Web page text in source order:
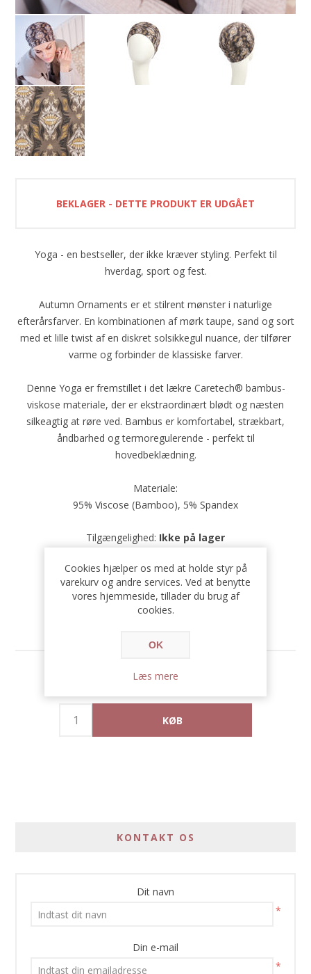
BEKLAGER - DETTE PRODUKT ER UDGÅET
Yoga - en bestseller, der ikke kræver styling. Perfekt til
hverdag, sport og fest.
Autumn Ornaments er et stilrent mønster i naturlige
efterårsfarver. En kombinationen af mørk taupe, sand og sort
med et lille twist af en diskret solsikkegul nuance, der tilfører
varme og forbinder de klassiske farver.
Denne Yoga er fremstillet i det lækre Caretech® bambus-
viskose materiale, der er ekstraordinært blødt og næsten
silkeagtig at røre ved. Bambus er komfortabel, strækbart,
åndbarhed og termoregulerende - perfekt til
hovedbeklædning.
Materiale:
95% Viscose (Bamboo), 5% Spandex
Tilgængelighed: Ikke på lager
SKU: 4048924730906
299,00 DKK
KONTAKT OS
Dit navn
*
Din e-mail
*
Cookies hjælper os med at holde styr på
varekurv og andre services. Ved at benytte
vores hjemmeside, tillader du brug af
cookies.
OK
Læs mere